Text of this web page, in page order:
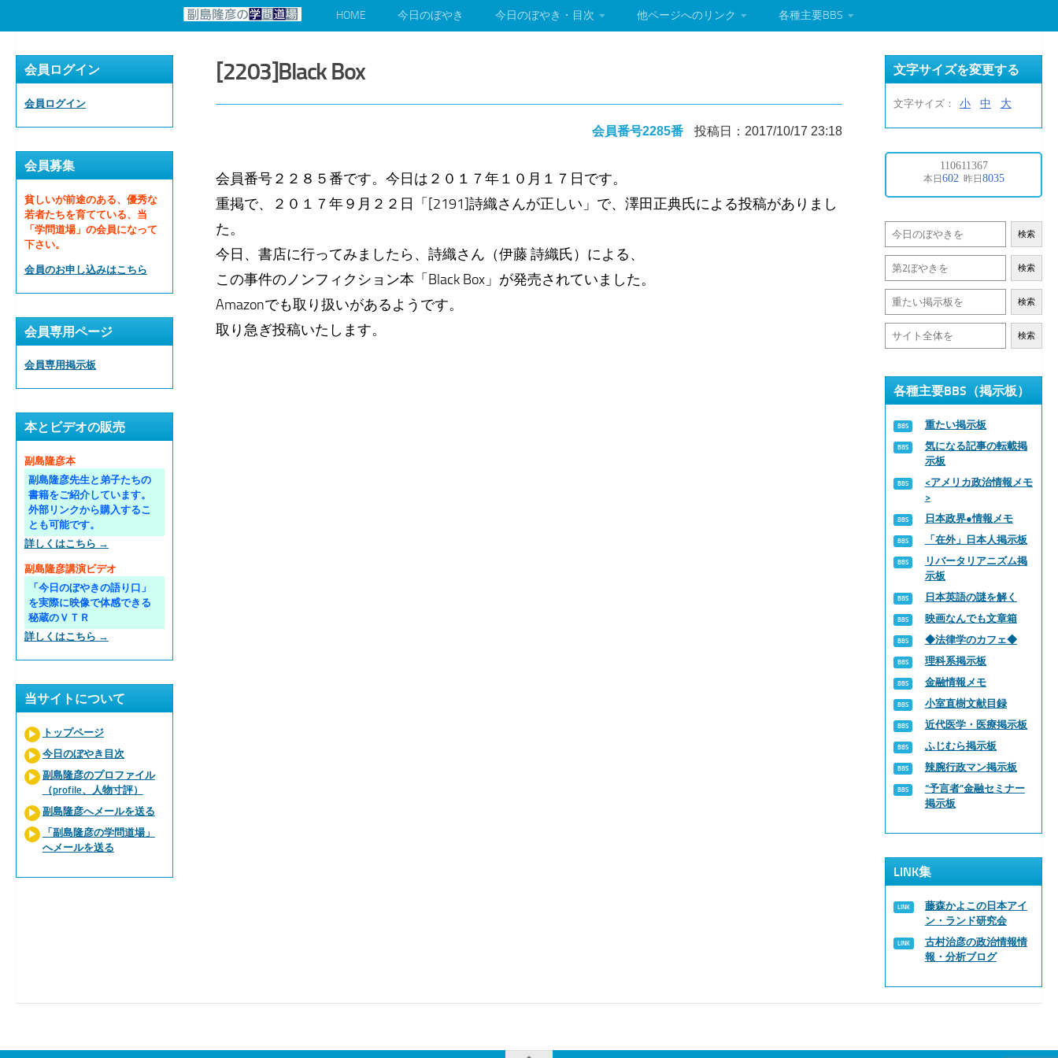
HOME 今日のぼやき 今日のぼやき・目次 他ページへのリンク 各種主要BBS
[2203]Black Box
会員番号2285番 投稿日：2017/10/17 23:18
会員番号２２８５番です。今日は２０１７年１０月１７日です。
重掲で、２０１７年９月２２日「[2191]詩織さんが正しい」で、澤田正典氏による投稿がありまし
た。
今日、書店に行ってみましたら、詩織さん（伊藤 詩織氏）による、
この事件のノンフィクション本「Black Box」が発売されていました。
Amazonでも取り扱いがあるようです。
取り急ぎ投稿いたします。
会員ログイン
会員ログイン
会員募集
貧しいが前途のある、優秀な
若者たちを育てている、当
「学問道場」の会員になって
下さい。
会員のお申し込みはこちら
会員専用ページ
会員専用掲示板
本とビデオの販売
副島隆彦本
副島隆彦先生と弟子たちの
書籍をご紹介しています。
外部リンクから購入するこ
とも可能です。
詳しくはこちら →
副島隆彦講演ビデオ
「今日のぼやきの語り口」
を実際に映像で体感できる
秘蔵のＶＴＲ
詳しくはこちら →
当サイトについて
トップページ
今日のぼやき目次
副島隆彦のプロファイル
（profile、人物寸評）
副島隆彦へメールを送る
「副島隆彦の学問道場」
へメールを送る
文字サイズを変更する
文字サイズ： 小 中 大
検索
検索
検索
検索
各種主要BBS（掲示板）
重たい掲示板
気になる記事の転載掲
示板
<アメリカ政治情報メモ
>
日本政界●情報メモ
「在外」日本人掲示板
リバータリアニズム掲
示板
日本英語の謎を解く
映画なんでも文章箱
◆法律学のカフェ◆
理科系掲示板
金融情報メモ
小室直樹文献目録
近代医学・医療掲示板
ふじむら掲示板
辣腕行政マン掲示板
“予言者”金融セミナー
掲示板
LINK集
藤森かよこの日本アイ
ン・ランド研究会
古村治彦の政治情報情
報・分析ブログ